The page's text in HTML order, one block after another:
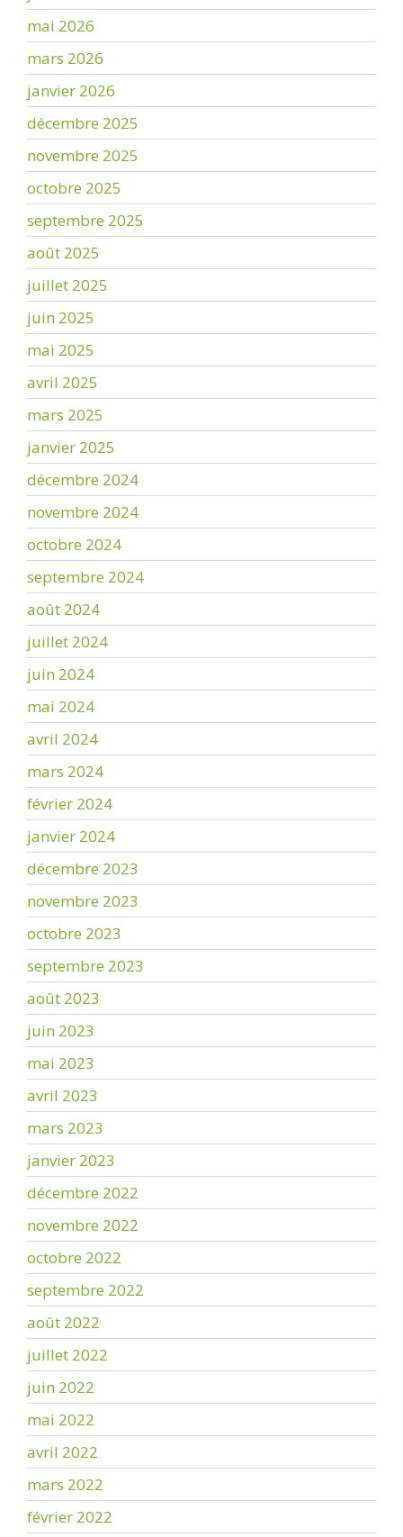
mai 2026
mars 2026
janvier 2026
décembre 2025
novembre 2025
octobre 2025
septembre 2025
août 2025
juillet 2025
juin 2025
mai 2025
avril 2025
mars 2025
janvier 2025
décembre 2024
novembre 2024
octobre 2024
septembre 2024
août 2024
juillet 2024
juin 2024
mai 2024
avril 2024
mars 2024
février 2024
janvier 2024
décembre 2023
novembre 2023
octobre 2023
septembre 2023
août 2023
juin 2023
mai 2023
avril 2023
mars 2023
janvier 2023
décembre 2022
novembre 2022
octobre 2022
septembre 2022
août 2022
juillet 2022
juin 2022
mai 2022
avril 2022
mars 2022
février 2022